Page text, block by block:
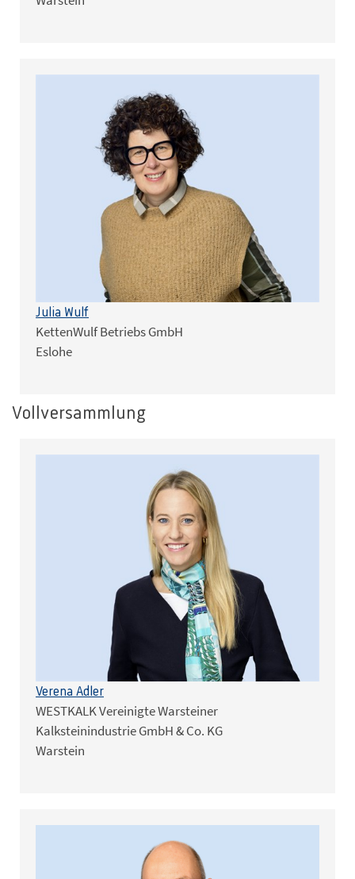
Julia Wulf
KettenWulf Betriebs GmbH
Eslohe
Vollversammlung
Verena Adler
WESTKALK Vereinigte Warsteiner
Kalksteinindustrie GmbH & Co. KG
Warstein